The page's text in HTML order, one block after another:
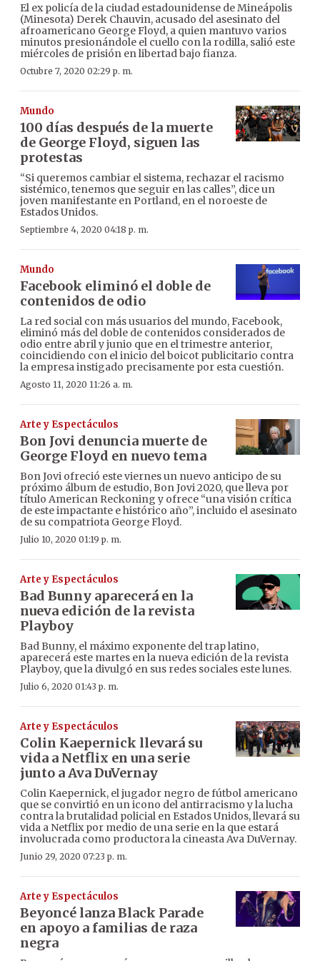
El ex policía de la ciudad estadounidense de Mineápolis
(Minesota) Derek Chauvin, acusado del asesinato del
afroamericano George Floyd, a quien mantuvo varios
minutos presionándole el cuello con la rodilla, salió este
miércoles de prisión en libertad bajo fianza.
Octubre 7, 2020 02:29 p. m.
Mundo
100 días después de la muerte
de George Floyd, siguen las
protestas
“Si queremos cambiar el sistema, rechazar el racismo
sistémico, tenemos que seguir en las calles”, dice un
joven manifestante en Portland, en el noroeste de
Estados Unidos.
Septiembre 4, 2020 04:18 p. m.
Mundo
Facebook eliminó el doble de
contenidos de odio
La red social con más usuarios del mundo, Facebook,
eliminó más del doble de contenidos considerados de
odio entre abril y junio que en el trimestre anterior,
coincidiendo con el inicio del boicot publicitario contra
la empresa instigado precisamente por esta cuestión.
Agosto 11, 2020 11:26 a. m.
Arte y Espectáculos
Bon Jovi denuncia muerte de
George Floyd en nuevo tema
Bon Jovi ofreció este viernes un nuevo anticipo de su
próximo álbum de estudio, Bon Jovi 2020, que lleva por
título American Reckoning y ofrece “una visión crítica
de este impactante e histórico año”, incluido el asesinato
de su compatriota George Floyd.
Julio 10, 2020 01:19 p. m.
Arte y Espectáculos
Bad Bunny aparecerá en la
nueva edición de la revista
Playboy
Bad Bunny, el máximo exponente del trap latino,
aparecerá este martes en la nueva edición de la revista
Playboy, que la divulgó en sus redes sociales este lunes.
Julio 6, 2020 01:43 p. m.
Arte y Espectáculos
Colin Kaepernick llevará su
vida a Netflix en una serie
junto a Ava DuVernay
Colin Kaepernick, el jugador negro de fútbol americano
que se convirtió en un icono del antirracismo y la lucha
contra la brutalidad policial en Estados Unidos, llevará su
vida a Netflix por medio de una serie en la que estará
involucrada como productora la cineasta Ava DuVernay.
Junio 29, 2020 07:23 p. m.
Arte y Espectáculos
Beyoncé lanza Black Parade
en apoyo a familias de raza
negra